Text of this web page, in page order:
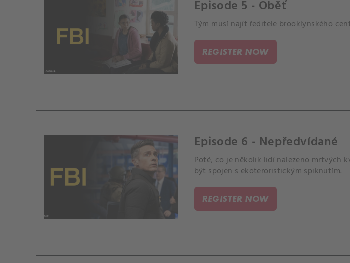
Episode 5 - Oběť
Tým musí najít ředitele brooklynského
REGISTER NOW
Episode 6 - Nepředvídané
Poté, co je několik lidí nalezeno mrtvých
být spojen s ekoteroristickým spiknutím.
REGISTER NOW